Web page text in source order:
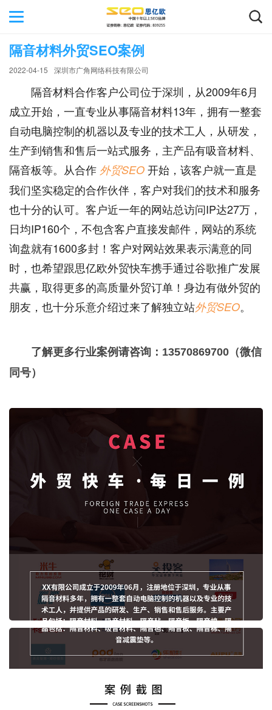
隔音材料外贸SEO案例
2022-04-15 深圳市广角网络科技有限公司
隔音材料合作客户公司位于深圳，从2009年6月
成立开始，一直专业从事隔音材料13年，拥有一整套
自动电脑控制的机器以及专业的技术工人，从研发，
生产到销售和售后一站式服务，主产品有吸音材料、
隔音板等。从合作 外贸SEO 开始，该客户就一直是
我们坚实稳定的合作伙伴，客户对我们的技术和服务
也十分的认可。客户近一年的网站总访问IP达27万，
日均IP160个，不包含客户直接发邮件，网站的系统
询盘就有1600多封！客户对网站效果表示满意的同
时，也希望跟思亿欧外贸快车携手通过谷歌推广发展
共赢，取得更多的高质量外贸订单！身边有做外贸的
朋友，也十分乐意介绍过来了解独立站外贸SEO。
了解更多行业案例请咨询：13570869700（微信
同号）